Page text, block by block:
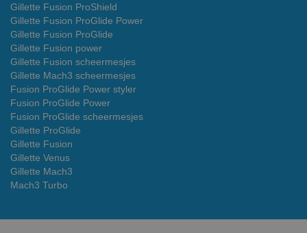
Gillette Fusion ProShield
Gillette Fusion ProGlide Power
Gillette Fusion ProGlide
Gillette Fusion power
Gillette Fusion scheermesjes
Gillette Mach3 scheermesjes
Fusion ProGlide Power styler
Fusion ProGlide Power
Fusion ProGlide scheermesjes
Gillette ProGlide
Gillette Fusion
Gillette Venus
Gillette Mach3
Mach3 Turbo